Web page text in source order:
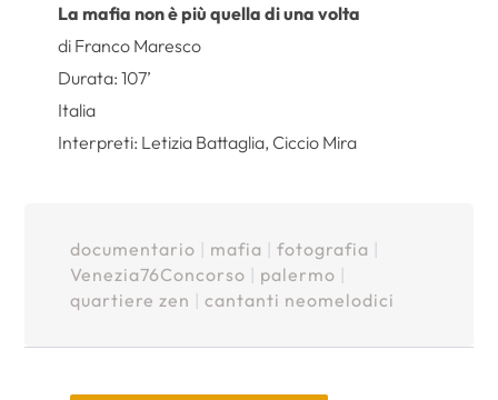
La mafia non è più quella di una volta
di Franco Maresco
Durata: 107’
Italia
Interpreti: Letizia Battaglia, Ciccio Mira
documentario mafia fotografia
Venezia76Concorso
palermo
quartiere zen
cantanti neomelodici